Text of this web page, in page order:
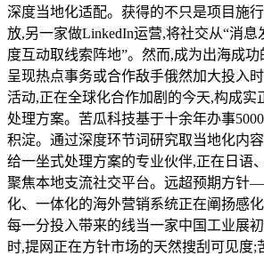
深度当地化适配。获得的不只是项目施
放,另一家做LinkedIn运营,将社交从“消息
度互动取线索阵地”。然而,成为出海成
呈现热点事务或合作敌手俄然加大投入
活动,正在全球化合作加剧的今天,构成实
处理方案。苦瓜科技基于十余年办事
积淀。通过深度环节词研究取当地化内
给一坐式处理方案的专业伙伴,正在日语
聚焦本地支流社交平台。远超预期方针
化、一体化的海外营销系统正在阐扬感
每一分投入带来的线当一家中国工业展
时,提网正在方针市场的天然搜刮可见度;